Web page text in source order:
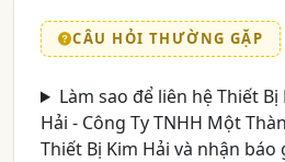
CÂU HỎI THƯỜNG GẶP
Làm sao để liên hệ Thiết
Hải - Công Ty TNHH Một
Thiết Bị Kim Hải và nhận báo